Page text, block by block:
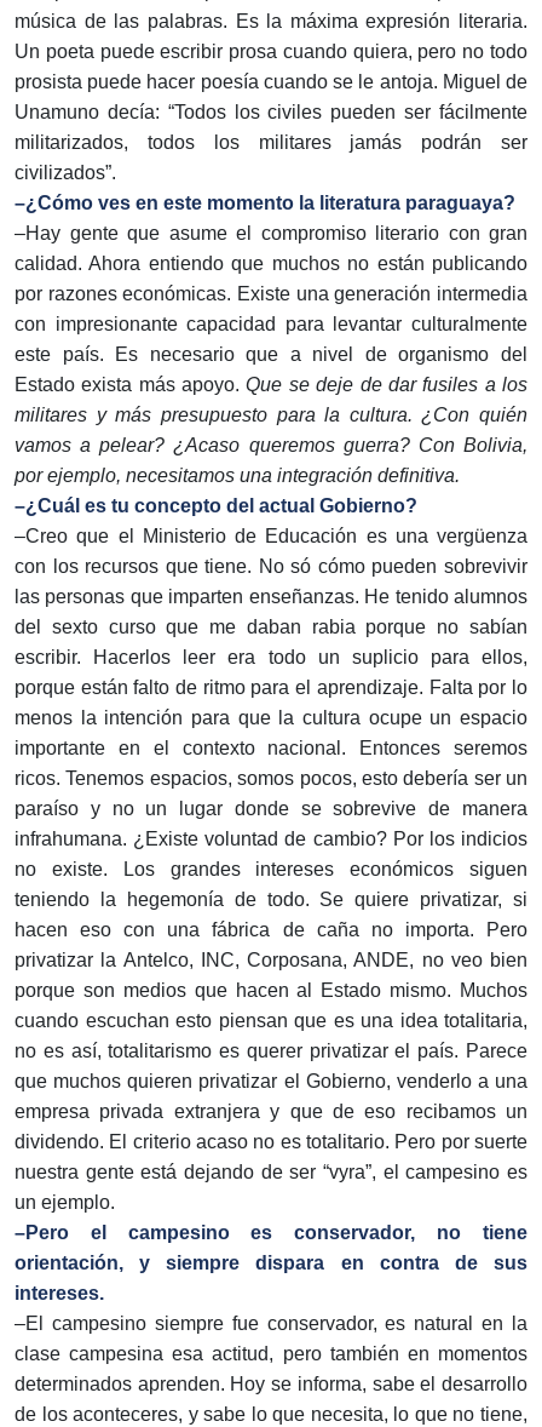
música de las palabras. Es la máxima expresión literaria.
Un poeta puede escribir prosa cuando quiera, pero no todo
prosista puede hacer poesía cuando se le antoja. Miguel de
Unamuno decía: “Todos los civiles pueden ser fácilmente
militarizados, todos los militares jamás podrán ser
civilizados”.
–¿Cómo ves en este momento la literatura paraguaya?
–Hay gente que asume el compromiso literario con gran
calidad. Ahora entiendo que muchos no están publicando
por razones económicas. Existe una generación intermedia
con impresionante capacidad para levantar culturalmente
este país. Es necesario que a nivel de organismo del
Estado exista más apoyo.Que se deje de dar fusiles a los
militares y más presupuesto para la cultura. ¿Con quién
vamos a pelear? ¿Acaso queremos guerra? Con Bolivia,
por ejemplo, necesitamos una integración definitiva.
–¿Cuál es tu concepto del actual Gobierno?
–Creo que el Ministerio de Educación es una vergüenza
con los recursos que tiene. No só cómo pueden sobrevivir
las personas que imparten enseñanzas. He tenido alumnos
del sexto curso que me daban rabia porque no sabían
escribir. Hacerlos leer era todo un suplicio para ellos,
porque están falto de ritmo para el aprendizaje. Falta por lo
menos la intención para que la cultura ocupe un espacio
importante en el contexto nacional. Entonces seremos
ricos. Tenemos espacios, somos pocos, esto debería ser un
paraíso y no un lugar donde se sobrevive de manera
infrahumana. ¿Existe voluntad de cambio? Por los indicios
no existe. Los grandes intereses económicos siguen
teniendo la hegemonía de todo. Se quiere privatizar, si
hacen eso con una fábrica de caña no importa. Pero
privatizar la Antelco, INC, Corposana, ANDE, no veo bien
porque son medios que hacen al Estado mismo. Muchos
cuando escuchan esto piensan que es una idea totalitaria,
no es así, totalitarismo es querer privatizar el país. Parece
que muchos quieren privatizar el Gobierno, venderlo a una
empresa privada extranjera y que de eso recibamos un
dividendo. El criterio acaso no es totalitario. Pero por suerte
nuestra gente está dejando de ser “vyra”, el campesino es
un ejemplo.
–Pero el campesino es conservador, no tiene
orientación, y siempre dispara en contra de sus
intereses.
–El campesino siempre fue conservador, es natural en la
clase campesina esa actitud, pero también en momentos
determinados aprenden. Hoy se informa, sabe el desarrollo
de los aconteceres, y sabe lo que necesita, lo que no tiene,